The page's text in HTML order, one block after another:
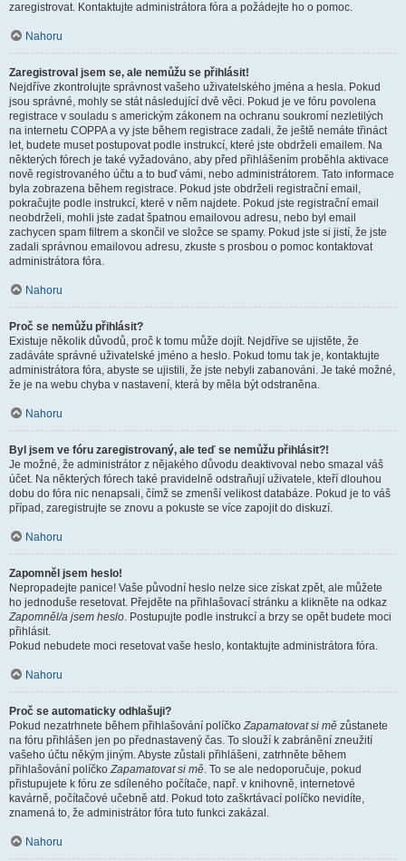
zaregistrovat. Kontaktujte administrátora fóra a požádejte ho o pomoc.
Nahoru
Zaregistroval jsem se, ale nemůžu se přihlásit!
Nejdříve zkontrolujte správnost vašeho uživatelského jména a hesla. Pokud
jsou správné, mohly se stát následující dvě věci. Pokud je ve fóru povolena
registrace v souladu s americkým zákonem na ochranu soukromí nezletilých
na internetu COPPA a vy jste během registrace zadali, že ještě nemáte třináct
let, budete muset postupovat podle instrukcí, které jste obdrželi emailem. Na
některých fórech je také vyžadováno, aby před přihlášením proběhla aktivace
nově registrovaného účtu a to buď vámi, nebo administrátorem. Tato informace
byla zobrazena během registrace. Pokud jste obdrželi registrační email,
pokračujte podle instrukcí, které v něm najdete. Pokud jste registrační email
neobdrželi, mohli jste zadat špatnou emailovou adresu, nebo byl email
zachycen spam filtrem a skončil ve složce se spamy. Pokud jste si jistí, že jste
zadali správnou emailovou adresu, zkuste s prosbou o pomoc kontaktovat
administrátora fóra.
Nahoru
Proč se nemůžu přihlásit?
Existuje několik důvodů, proč k tomu může dojít. Nejdříve se ujistěte, že
zadáváte správné uživatelské jméno a heslo. Pokud tomu tak je, kontaktujte
administrátora fóra, abyste se ujistili, že jste nebyli zabanováni. Je také možné,
že je na webu chyba v nastavení, která by měla být odstraněna.
Nahoru
Byl jsem ve fóru zaregistrovaný, ale teď se nemůžu přihlásit?!
Je možné, že administrátor z nějakého důvodu deaktivoval nebo smazal váš
účet. Na některých fórech také pravidelně odstraňují uživatele, kteří dlouhou
dobu do fóra nic nenapsali, čímž se zmenší velikost databáze. Pokud je to váš
případ, zaregistrujte se znovu a pokuste se více zapojit do diskuzí.
Nahoru
Zapomněl jsem heslo!
Nepropadejte panice! Vaše původní heslo nelze sice získat zpět, ale můžete
ho jednoduše resetovat. Přejděte na přihlašovací stránku a klikněte na odkaz
Zapomněl/a jsem heslo. Postupujte podle instrukcí a brzy se opět budete moci
přihlásit.
Pokud nebudete moci resetovat vaše heslo, kontaktujte administrátora fóra.
Nahoru
Proč se automaticky odhlašuji?
Pokud nezatrhnete během přihlašování políčkoZapamatovat si mě zůstanete
na fóru přihlášen jen po přednastavený čas. To slouží k zabránění zneužití
vašeho účtu někým jiným. Abyste zůstali přihlášeni, zatrhněte během
přihlašování políčkoZapamatovat si mě. To se ale nedoporučuje, pokud
přistupujete k fóru ze sdíleného počítače, např. v knihovně, internetové
kavárně, počítačové učebně atd. Pokud toto zaškrtávací políčko nevidíte,
znamená to, že administrátor fóra tuto funkci zakázal.
Nahoru